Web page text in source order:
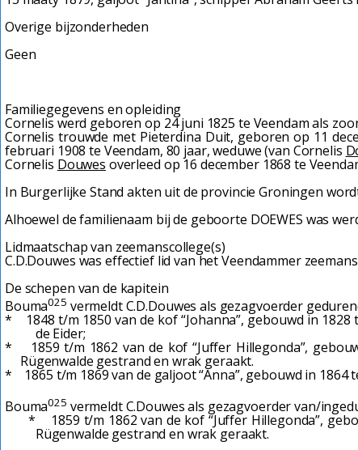
Overige bijzonderheden
Geen
Familiegegevens en opleiding
Cornelis werd geboren op 24 juni 1825 te Veendam als
Cornelis trouwde met Pieterdina Duit, geboren op 11
februari 1908 te Veendam, 80 jaar, weduwe (van Cornelis
Cornelis Douwes overleed op 16 december 1868 te
In Burgerlijke Stand akten uit de provincie Groningen
Alhoewel de familienaam bij de geboorte DOEWES was
Lidmaatschap van zeemanscollege(s)
C.D.Douwes was effectief lid van het Veendammer
De schepen van de kapitein
Bouma025 vermeldt C.D.Douwes als gezagvoerder
* 1848 t/m 1850 van de kof “Johanna”, gebouwd in
de Eider;
* 1859 t/m 1862 van de kof “Juffer Hillegonda”,
Rügenwalde gestrand en wrak geraakt.
* 1865 t/m 1869 van de galjoot “Anna”, gebouwd in 1864
Bouma025 vermeldt C.Douwes als gezagvoerder van/
* 1859 t/m 1862 van de kof “Juffer Hillegonda”,
Rügenwalde gestrand en wrak geraakt.